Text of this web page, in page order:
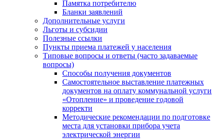
Памятка потребителю
Бланки заявлений
Дополнительные услуги
Льготы и субсидии
Полезные ссылки
Пункты приема платежей у населения
Типовые вопросы и ответы (часто задаваемые
вопросы)
Способы получения документов
Самостоятельное выставление платежных
документов на оплату коммунальной услуги
«Отопление» и проведение годовой
корректи
Методические рекомендации по подготовке
места для установки прибора учета
электрической энергии